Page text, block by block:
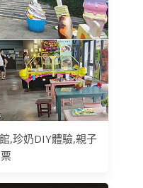
,珍奶DIY體驗,親子